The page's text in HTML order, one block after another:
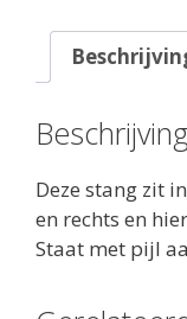
Beschrijving
Deze stang zit
en rechts en
Staat met pijl